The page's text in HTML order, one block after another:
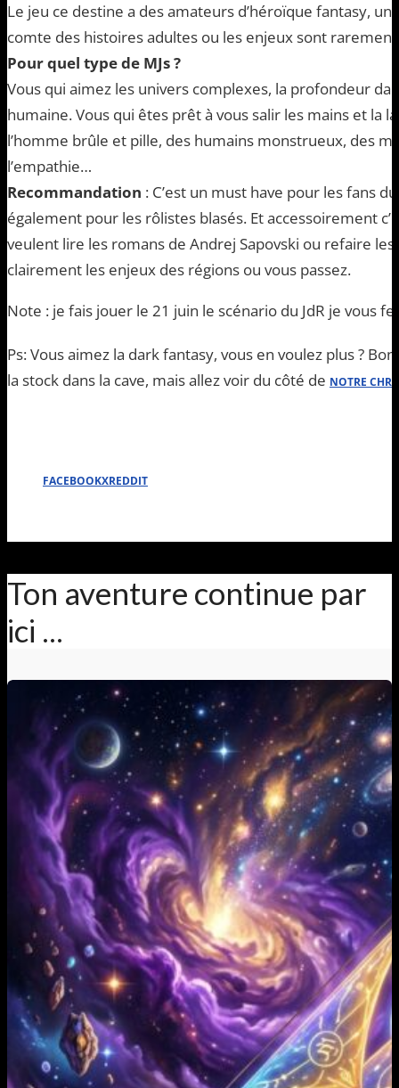
Le jeu ce destine a des amateurs d’héroïque fantasy,
comte des histoires adultes ou les enjeux sont
Pour quel type de MJs ?
Vous qui aimez les univers complexes, la profondeur
humaine. Vous qui êtes prêt à vous salir les mains et la
l’homme brûle et pille, des humains monstrueux, des
l’empathie…
Recommandation : C’est un must have pour les fans
également pour les rôlistes blasés. Et accessoirement
veulent lire les romans de Andrej Sapovski ou refaire
clairement les enjeux des régions ou vous passez.
Note : je fais jouer le 21 juin le scénario du JdR je vous
Ps: Vous aimez la dark fantasy, vous en voulez plus ?
la stock dans la cave, mais allez voir du côté de NOTRE
FACEBOOKXREDDIT
Ton aventure continue par
ici ...